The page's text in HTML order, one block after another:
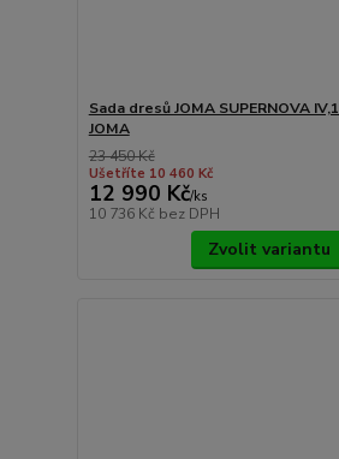
Sada dresů JOMA SUPERNOVA
JOMA
23 450 Kč
Ušetříte 10 460 Kč
12 990 Kč/ks
10 736 Kč bez DPH
Zvolit variantu